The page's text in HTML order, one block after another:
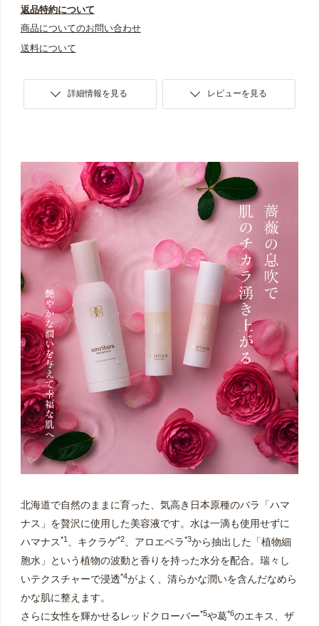
返品特約について
商品についてのお問い合わせ
送料について
詳細情報を見る レビューを見る
北海道で自然のままに育った、気高き日本原種のバラ「ハマ
ナス」を贅沢に使用した美容液です。水は一滴も使用せずに
ハマナス*1、キクラゲ*2、アロエベラ*3から抽出した「植物細
胞水」という植物の波動と香りを持った水分を配合。瑞々し
いテクスチャーで浸透*4がよく、清らかな潤いを含んだなめら
かな肌に整えます。
さらに女性を輝かせるレッドクローバー*5や葛*6のエキス、ザ